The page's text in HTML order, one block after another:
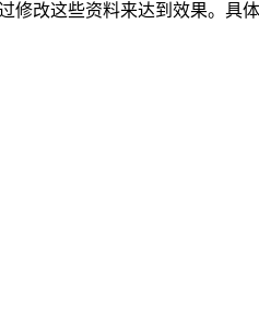
修改这些资料来达到效果。具